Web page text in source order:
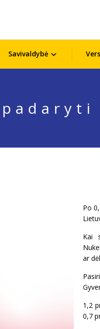
Savivaldybė
Po
Kai
ar
1,2
0,7